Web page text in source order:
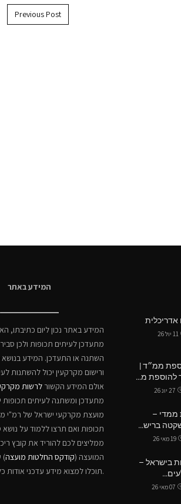
Previous Post
אדריכלית
11 יול 26
ממ״ד |
להוספת מ…
27 יונ 26
ממדי –
בריש…
19 מאי 26
בישראל –
07 מאי 26
המידע באתר
המידע באתר נכון ליום כתיבתו,
מתעדכן לעיתים תכופות ולכן
השתנה או התעדכן. המידע בנושא
ורישום מקרקעין יכול להשתנות
אולם המידע הקשור לרשות
מתעדכן ומשתנה לעיתים תכופות
מועצת מקרקעי ישראל של רמ"י
תכופות ואם תרצו ללמוד על נושא
ממליצים לכם להוריד את קובץ
המועצה (קודקס החלטות מועצה)
תוכלו למצוא מידע עדכני אודות כל תת נושא.